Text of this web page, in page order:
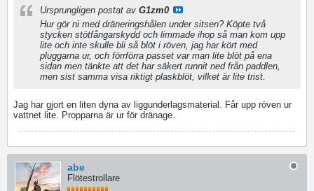
Ursprungligen postat av G1zm0
Hur gör ni med dräneringshålen under sitsen? Köpte två
stycken stötfångarskydd och limmade ihop så man kom upp
lite och inte skulle bli så blöt i röven, jag har kört med
pluggarna ur, och förrförra passet var man lite blöt på ena
sidan men tänkte att det har säkert runnit ned från paddlen,
men sist samma visa riktigt plaskblöt, vilket är lite trist.
Jag har gjort en liten dyna av liggunderlagsmaterial. Får upp röven ur
vattnet lite. Propparna är ur för dränage.
abe
Flötestrollare